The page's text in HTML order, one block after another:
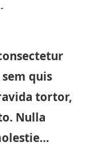
quis
tortor,
Nulla